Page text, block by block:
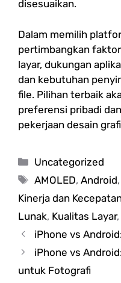
disesuaikan.
Dalam memilih
pertimbangkan
layar, dukungan
dan kebutuhan
file. Pilihan terbaik
preferensi pribadi
pekerjaan desain
Categories
Uncategorized
Tags
AMOLED,Android,
Kinerja dan
Lunak, Kualitas Layar,
iPhone vs
iPhone vs
untuk Fotografi